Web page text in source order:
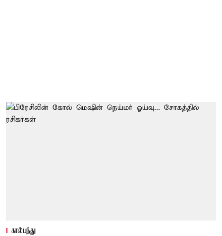
கால்பந்து